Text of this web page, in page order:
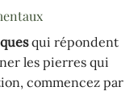
qui répondent
les pierres qui
commencez par